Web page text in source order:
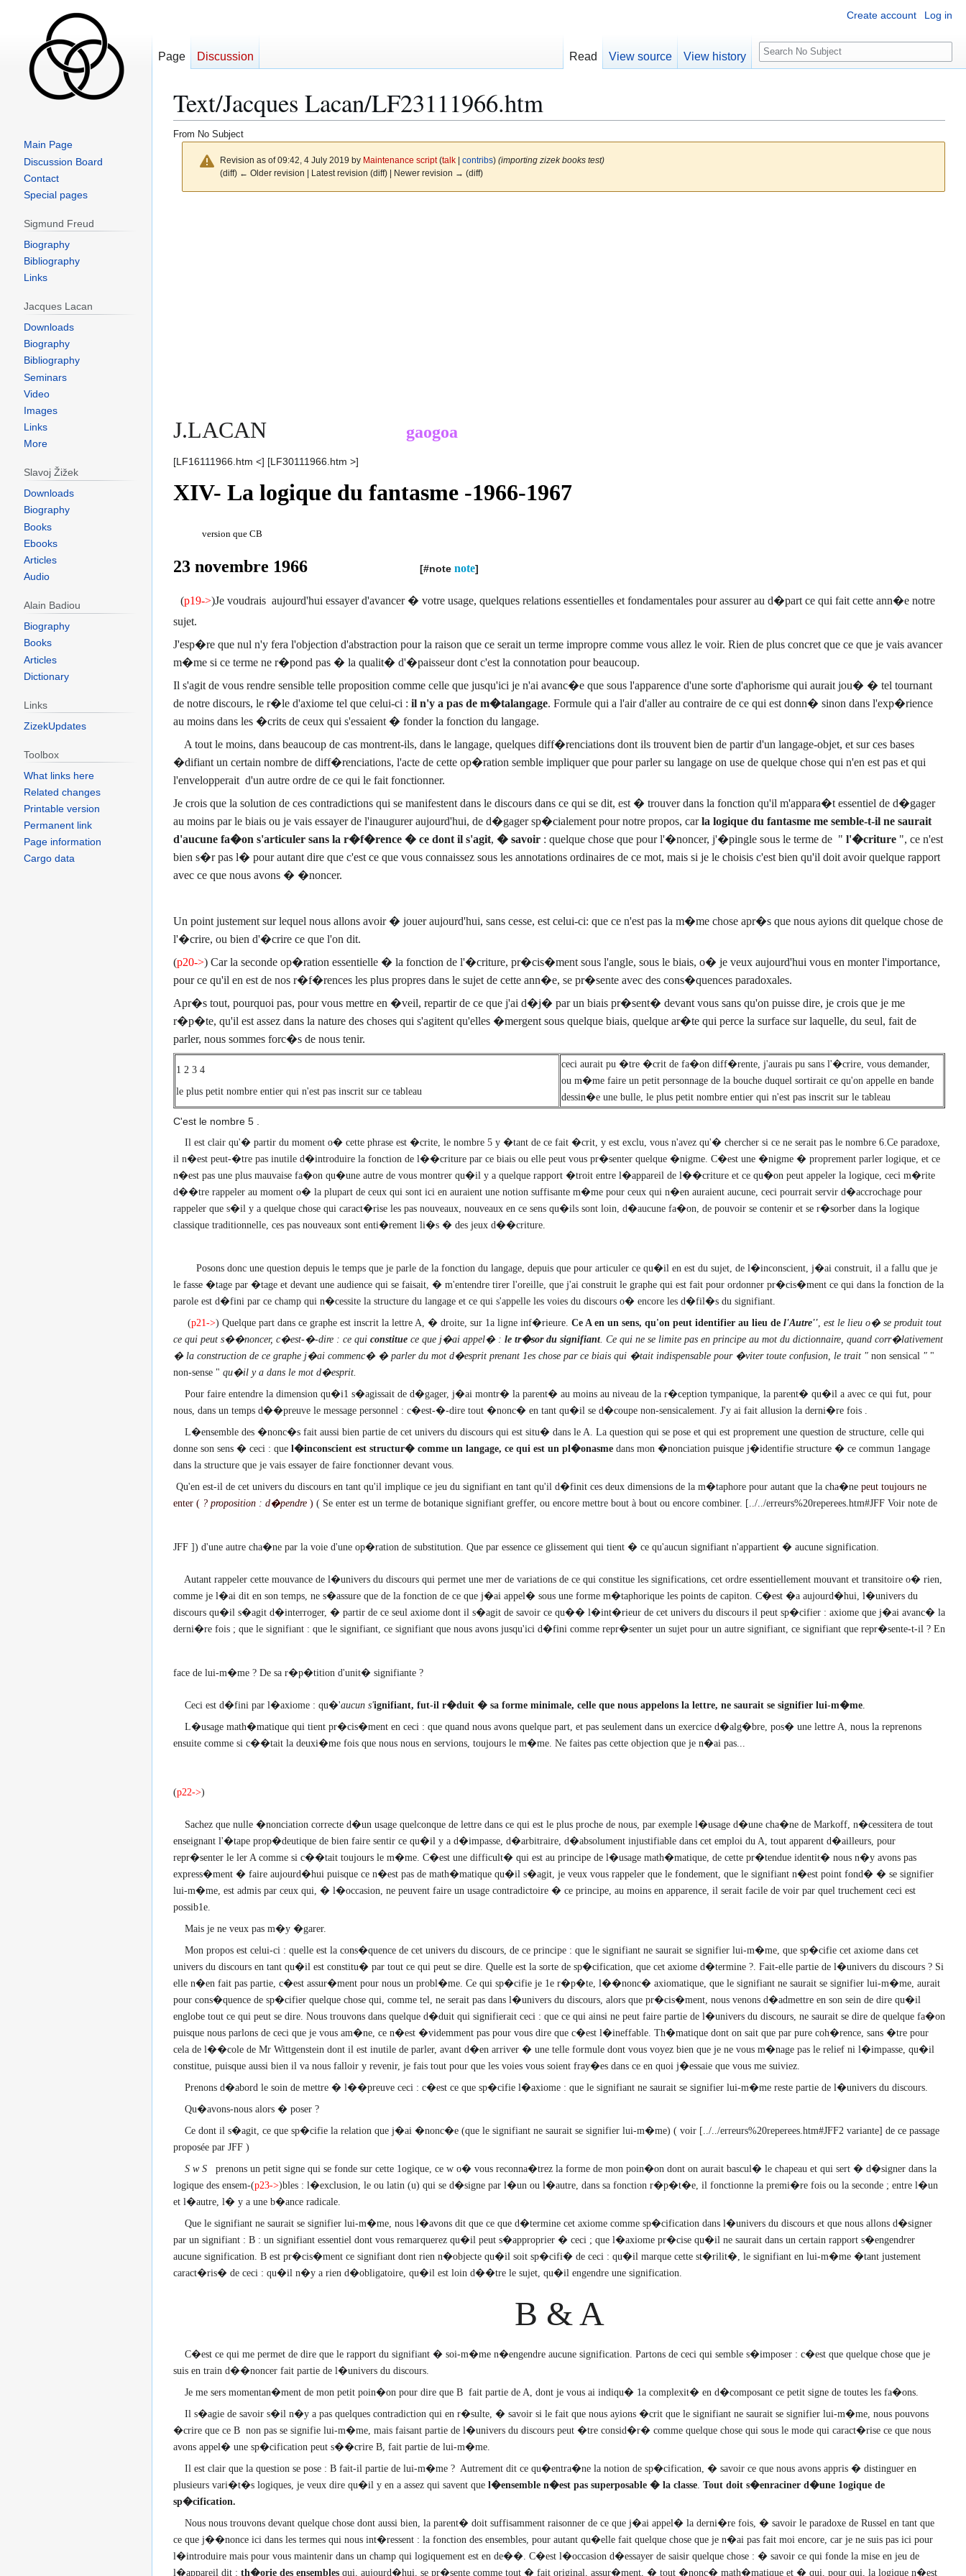
Text/Jacques Lacan/LF23111966.htm
From No Subject
Revision as of 09:42, 4 July 2019 by Maintenance script (talk| contribs) (importing zizek books test)
(diff) ← Older revision | Latest revision (diff) | Newer revision → (diff)
J.LACAN gaogoa
[LF16111966.htm <] [LF30111966.htm >]
XIV- La logique du fantasme -1966-1967
version que CB
23 novembre 1966 [#note note]
(p19->)Je voudrais aujourd'hui essayer d'avancer � votre usage, quelques relations essentielles et fondamentales pour assurer au d�part ce qui fait cette ann�e notre
sujet.
J'esp�re que nul n'y fera l'objection d'abstraction pour la raison que ce serait un terme impropre comme vous allez le voir. Rien de plus concret que ce que je vais avancer
m�me si ce terme ne r�pond pas � la qualit� d'�paisseur dont c'est la connotation pour beaucoup.
Il s'agit de vous rendre sensible telle proposition comme celle que jusqu'ici je n'ai avanc�e que sous l'apparence d'une sorte d'aphorisme qui aurait jou� � tel tournant
de notre discours, le r�le d'axiome tel que celui-ci : il n'y a pas de m�talangage. Formule qui a l'air d'aller au contraire de ce qui est donn� sinon dans l'exp�rience
au moins dans les �crits de ceux qui s'essaient � fonder la fonction du langage.
A tout le moins, dans beaucoup de cas montrent-ils, dans le langage, quelques diff�renciations dont ils trouvent bien de partir d'un langage-objet, et sur ces bases
�difiant un certain nombre de diff�renciations, l'acte de cette op�ration semble impliquer que pour parler su langage on use de quelque chose qui n'en est pas et qui
l'envelopperait d'un autre ordre de ce qui le fait fonctionner.
Je crois que la solution de ces contradictions qui se manifestent dans le discours dans ce qui se dit, est � trouver dans la fonction qu'il m'appara�t essentiel de d�gager
au moins par le biais ou je vais essayer de l'inaugurer aujourd'hui, de d�gager sp�cialement pour notre propos, carla logique du fantasme me semble-t-il ne saurait
d'aucune fa�on s'articuler sans la r�f�rence � ce dont il s'agit, � savoir: quelque chose que pour l'�noncer, j'�pingle sous le terme de " l'�criture ", ce n'est
bien s�r pas l� pour autant dire que c'est ce que vous connaissez sous les annotations ordinaires de ce mot, mais si je le choisis c'est bien qu'il doit avoir quelque rapport
avec ce que nous avons � �noncer.
Un point justement sur lequel nous allons avoir � jouer aujourd'hui, sans cesse, est celui-ci: que ce n'est pas la m�me chose apr�s que nous ayions dit quelque chose de
l'�crire, ou bien d'�crire ce que l'on dit.
(p20->) Car la seconde op�ration essentielle � la fonction de l'�criture, pr�cis�ment sous l'angle, sous le biais, o� je veux aujourd'hui vous en monter l'importance,
pour ce qu'il en est de nos r�f�rences les plus propres dans le sujet de cette ann�e, se pr�sente avec des cons�quences paradoxales.
Apr�s tout, pourquoi pas, pour vous mettre en �veil, repartir de ce que j'ai d�j� par un biais pr�sent� devant vous sans qu'on puisse dire, je crois que je me
r�p�te, qu'il est assez dans la nature des choses qui s'agitent qu'elles �mergent sous quelque biais, quelque ar�te qui perce la surface sur laquelle, du seul, fait de
parler, nous sommes forc�s de nous tenir.
1 2 3 4
le plus petit nombre entier qui n'est pas inscrit sur ce tableau
ceci aurait pu �tre �crit de fa�on diff�rente, j'aurais pu sans l'�crire, vous demander,
ou m�me faire un petit personnage de la bouche duquel sortirait ce qu'on appelle en bande
dessin�e une bulle, le plus petit nombre entier qui n'est pas inscrit sur le tableau
C'est le nombre 5 .
Il est clair qu'� partir du moment o� cette phrase est �crite, le nombre 5 y �tant de ce fait �crit, y est exclu, vous n'avez qu'� chercher si ce ne serait pas le nombre 6.Ce paradoxe,
il n�est peut-�tre pas inutile d�introduire la fonction de l��criture par ce biais ou elle peut vous pr�senter quelque �nigme. C�est une �nigme � proprement parler logique, et ce
n�est pas une plus mauvaise fa�on qu�une autre de vous montrer qu�il y a quelque rapport �troit entre l�appareil de l��criture et ce qu�on peut appeler la logique, ceci m�rite
d��tre rappeler au moment o� la plupart de ceux qui sont ici en auraient une notion suffisante m�me pour ceux qui n�en auraient aucune, ceci pourrait servir d�accrochage pour
rappeler que s�il y a quelque chose qui caract�rise les pas nouveaux, nouveaux en ce sens qu�ils sont loin, d�aucune fa�on, de pouvoir se contenir et se r�sorber dans la logique
classique traditionnelle, ces pas nouveaux sont enti�rement li�s � des jeux d��criture.
Posons donc une question depuis le temps que je parle de la fonction du langage, depuis que pour articuler ce qu�il en est du sujet, de l�inconscient, j�ai construit, il a fallu que je
le fasse �tage par �tage et devant une audience qui se faisait, � m'entendre tirer l'oreille, que j'ai construit le graphe qui est fait pour ordonner pr�cis�ment ce qui dans la fonction de la
parole est d�fini par ce champ qui n�cessite la structure du langage et ce qui s'appelle les voies du discours o� encore les d�fil�s du signifiant.
(p21->) Quelque part dans ce graphe est inscrit la lettre A, � droite, sur 1a ligne inf�rieure. Ce A en un sens, qu'on peut identifier au lieu del'Autre'', est le lieu o� se produit tout
ce qui peut s��noncer, c�est-�-dire : ce qui constituece que j�ai appel� : le tr�sor du signifiant. Ce qui ne se limite pas en principe au mot du dictionnaire, quand corr�lativement
� la construction de ce graphe j�ai commenc� � parler du mot d�esprit prenant 1es chose par ce biais qui �tait indispensable pour �viter toute confusion, le trait "non sensical""
non-sense " qu�il y a dans le mot d�esprit.
Pour faire entendre la dimension qu�i1 s�agissait de d�gager, j�ai montr� la parent� au moins au niveau de la r�ception tympanique, la parent� qu�il a avec ce qui fut, pour
nous, dans un temps d��preuve le message personnel : c�est-�-dire tout �nonc� en tant qu�il se d�coupe non-sensicalement. J'y ai fait allusion la derni�re fois .
L�ensemble des �nonc�s fait aussi bien partie de cet univers du discours qui est situ� dans le A. La question qui se pose et qui est proprement une question de structure, celle qui
donne son sens � ceci : que l�inconscient est structur� comme un langage, ce qui est un pl�onasmedans mon �nonciation puisque j�identifie structure � ce commun 1angage
dans la structure que je vais essayer de faire fonctionner devant vous.
Qu'en est-il de cet univers du discours en tant qu'il implique ce jeu du signifiant en tant qu'il d�finit ces deux dimensions de la m�taphore pour autant que la cha�ne peut toujours ne
enter (? proposition : d�pendre ) ( Se enter est un terme de botanique signifiant greffer, ou encore mettre bout à bout ou encore combiner. [../../erreurs%20reperees.htm#JFF Voir note de
JFF ]) d'une autre cha�ne par la voie d'une op�ration de substitution. Que par essence ce glissement qui tient � ce qu'aucun signifiant n'appartient � aucune signification.
Autant rappeler cette mouvance de l�univers du discours qui permet une mer de variations de ce qui constitue les significations, cet ordre essentiellement mouvant et transitoire o� rien,
comme je l�ai dit en son temps, ne s�assure que de la fonction de ce que j�ai appel� sous une forme m�taphorique les points de capiton. C�est �a aujourd�hui, l�univers du
discours qu�il s�agit d�interroger, � partir de ce seul axiome dont il s�agit de savoir ce qu�� l�int�rieur de cet univers du discours il peut sp�cifier : axiome que j�ai avanc� la
derni�re fois ; que le signifiant : que le signifiant, ce signifiant que nous avons jusqu'ici d�fini comme repr�senter un sujet pour un autre signifiant, ce signifiant que repr�sente-t-il ? En
face de lui-m�me ? De sa r�p�tition d'unit� signifiante ?
Ceci est d�fini par l�axiome : qu�'aucun s'ignifiant, fut-il r�duit � sa forme minimale, celle que nous appelons la lettre, ne saurait se signifier lui-m�me.
L�usage math�matique qui tient pr�cis�ment en ceci : que quand nous avons quelque part, et pas seulement dans un exercice d�alg�bre, pos� une lettre A, nous la reprenons
ensuite comme si c��tait la deuxi�me fois que nous nous en servions, toujours le m�me. Ne faites pas cette objection que je n�ai pas...
(p22->)
Sachez que nulle �nonciation correcte d�un usage quelconque de lettre dans ce qui est le plus proche de nous, par exemple l�usage d�une cha�ne de Markoff, n�cessitera de tout
enseignant l'�tape prop�deutique de bien faire sentir ce qu�il y a d�impasse, d�arbitraire, d�absolument injustifiable dans cet emploi du A, tout apparent d�ailleurs, pour
repr�senter le ler A comme si c��tait toujours le m�me. C�est une difficult� qui est au principe de l�usage math�matique, de cette pr�tendue identit� nous n�y avons pas
express�ment � faire aujourd�hui puisque ce n�est pas de math�matique qu�il s�agit, je veux vous rappeler que le fondement, que le signifiant n�est point fond� � se signifier
lui-m�me, est admis par ceux qui, � l�occasion, ne peuvent faire un usage contradictoire � ce principe, au moins en apparence, il serait facile de voir par quel truchement ceci est
possib1e.
Mais je ne veux pas m�y �garer.
Mon propos est celui-ci : quelle est la cons�quence de cet univers du discours, de ce principe : que le signifiant ne saurait se signifier lui-m�me, que sp�cifie cet axiome dans cet
univers du discours en tant qu�il est constitu� par tout ce qui peut se dire. Quelle est la sorte de sp�cification, que cet axiome d�termine ?. Fait-elle partie de l�univers du discours ? Si
elle n�en fait pas partie, c�est assur�ment pour nous un probl�me. Ce qui sp�cifie je 1e r�p�te, l��nonc� axiomatique, que le signifiant ne saurait se signifier lui-m�me, aurait
pour cons�quence de sp�cifier quelque chose qui, comme tel, ne serait pas dans l�univers du discours, alors que pr�cis�ment, nous venons d�admettre en son sein de dire qu�il
englobe tout ce qui peut se dire. Nous trouvons dans quelque d�duit qui signifierait ceci : que ce qui ainsi ne peut faire partie de l�univers du discours, ne saurait se dire de quelque fa�on
puisque nous parlons de ceci que je vous am�ne, ce n�est �videmment pas pour vous dire que c�est l�ineffable. Th�matique dont on sait que par pure coh�rence, sans �tre pour
cela de l��cole de Mr Wittgenstein dont il est inutile de parler, avant d�en arriver � une telle formule dont vous voyez bien que je ne vous m�nage pas le relief ni l�impasse, qu�il
constitue, puisque aussi bien il va nous falloir y revenir, je fais tout pour que les voies vous soient fray�es dans ce en quoi j�essaie que vous me suiviez.
Prenons d�abord le soin de mettre � l��preuve ceci : c�est ce que sp�cifie l�axiome : que le signifiant ne saurait se signifier lui-m�me reste partie de l�univers du discours.
Qu�avons-nous alors � poser ?
Ce dont il s�agit, ce que sp�cifie la relation que j�ai �nonc�e (que le signifiant ne saurait se signifier lui-m�me) ( voir [../../erreurs%20reperees.htm#JFF2 variante] de ce passage
proposée par JFF )
S w Sprenons un petit signe qui se fonde sur cette 1ogique, ce w o� vous reconna�trez la forme de mon poin�on dont on aurait bascul� le chapeau et qui sert � d�signer dans la
logique des ensem-(p23->)bles : l�exclusion, le ou latin (u) qui se d�signe par l�un ou l�autre, dans sa fonction r�p�t�e, il fonctionne la premi�re fois ou la seconde ; entre l�un
et l�autre, l� y a une b�ance radicale.
Que le signifiant ne saurait se signifier lui-m�me, nous l�avons dit que ce que d�termine cet axiome comme sp�cification dans l�univers du discours et que nous allons d�signer
par un signifiant : B : un signifiant essentiel dont vous remarquerez qu�il peut s�approprier � ceci ; que l�axiome pr�cise qu�il ne saurait dans un certain rapport s�engendrer
aucune signification. B est pr�cis�ment ce signifiant dont rien n�objecte qu�il soit sp�cifi� de ceci : qu�il marque cette st�rilit�, le signifiant en lui-m�me �tant justement
caract�ris� de ceci : qu�il n�y a rien d�obligatoire, qu�il est loin d��tre le sujet, qu�il engendre une signification.
B &A
C�est ce qui me permet de dire que le rapport du signifiant � soi-m�me n�engendre aucune signification. Partons de ceci qui semble s�imposer : c�est que quelque chose que je
suis en train d��noncer fait partie de l�univers du discours.
Je me sers momentan�ment de mon petit poin�on pour dire que B fait partie de A, dont je vous ai indiqu� 1a complexit� en d�composant ce petit signe de toutes les fa�ons.
Il s�agie de savoir s�il n�y a pas quelques contradiction qui en r�sulte, � savoir si le fait que nous ayions �crit que le signifiant ne saurait se signifier lui-m�me, nous pouvons
�crire que ce B non pas se signifie lui-m�me, mais faisant partie de l�univers du discours peut �tre consid�r� comme quelque chose qui sous le mode qui caract�rise ce que nous
avons appel� une sp�cification peut s��crire B, fait partie de lui-m�me.
Il est clair que la question se pose : B fait-il partie de lui-m�me ? Autrement dit ce qu�entra�ne la notion de sp�cification, � savoir ce que nous avons appris � distinguer en
plusieurs vari�t�s logiques, je veux dire qu�il y en a assez qui savent que l�ensemble n�est pas superposable � la classe. Tout doit s�enraciner d�une 1ogique de
sp�cification.
Nous nous trouvons devant quelque chose dont aussi bien, la parent� doit suffisamment raisonner de ce que j�ai appel� la derni�re fois, � savoir le paradoxe de Russel en tant que
ce que j��nonce ici dans les termes qui nous int�ressent : la fonction des ensembles, pour autant qu�elle fait quelque chose que je n�ai pas fait moi encore, car je ne suis pas ici pour
l�introduire mais pour vous maintenir dans un champ qui logiquement est en de��. C�est l�occasion d�essayer de saisir quelque chose : � savoir ce qui fonde la mise en jeu de
l�appareil dit : th�orie des ensemblesqui, aujourd�hui, se pr�sente comme tout � fait original, assur�ment, � tout �nonc� math�matique et � qui, pour qui, la logique n�est
Create account Log in
Page Discussion Read View source View history
S
e
c
h
Main Page
Discussion Board
Contact
Special pages
Sigmund Freud
Biography
Bibliography
Links
Jacques Lacan
Downloads
Biography
Bibliography
Seminars
Video
Images
Links
More
Slavoj Žižek
Downloads
Biography
Books
Ebooks
Articles
Audio
Alain Badiou
Biography
Books
Articles
Dictionary
Links
ZizekUpdates
Toolbox
What links here
Related changes
Printable version
Permanent link
Page information
Cargo data